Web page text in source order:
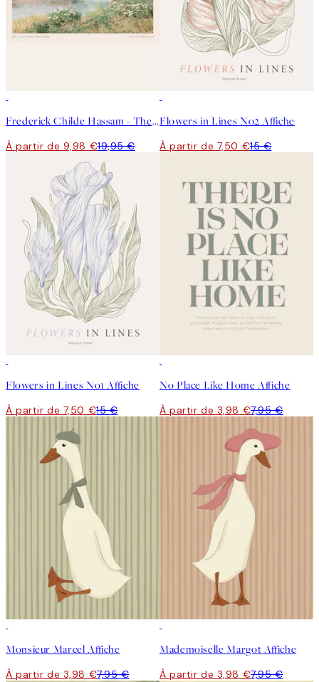
Frederick Childe Hassam - The Little Pond, Appledore Affiche
À partir de 9,98 €19,95 €
Flowers in Lines No2 Affiche
À partir de 7,50 €15 €
Flowers in Lines No1 Affiche
À partir de 7,50 €15 €
No Place Like Home Affiche
À partir de 3,98 €7,95 €
Monsieur Marcel Affiche
À partir de 3,98 €7,95 €
Mademoiselle Margot Affiche
À partir de 3,98 €7,95 €